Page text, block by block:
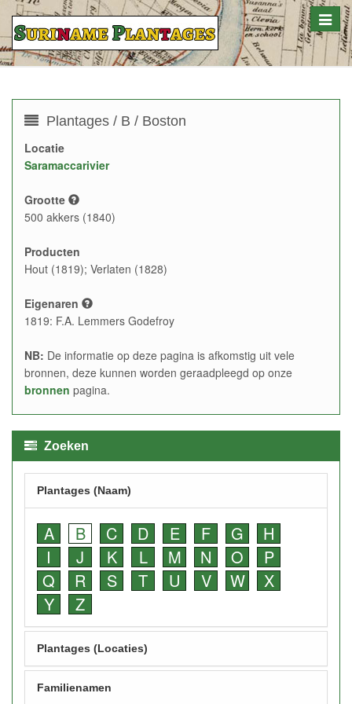
Toggle
Plantages / B / Boston
Locatie
Saramaccarivier
Grootte
500 akkers (1840)
Producten
Hout (1819); Verlaten (1828)
Eigenaren
1819: F.A. Lemmers Godefroy
NB: De informatie op deze pagina is afkomstig uit vele
bronnen, deze kunnen worden geraadpleegd op onze
bronnen pagina.
Zoeken
Plantages (Naam)
A B C D E F G
H
I
J K L M N O
P
Q
R S T U V W
X
Y
Z
Plantages (Locaties)
Familienamen